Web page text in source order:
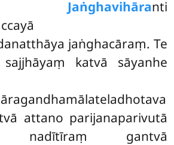
Jaṅghavihāranti
jaṅghacāraṃ. Te
katvā sāyanhe
attano parijanaparivutā
nadītīraṃ gantvā